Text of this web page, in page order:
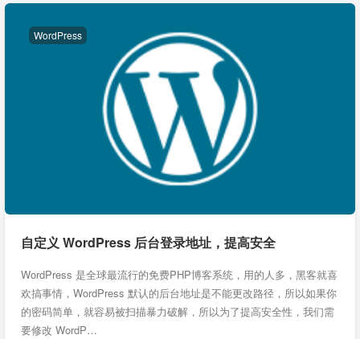
WordPress
自定义 WordPress 后台登录地址，提高安全
WordPress 是全球最流行的免费PHP博客系统，用的人多，黑客就喜
欢搞事情，WordPress 默认的后台地址是不能更改路径，所以如果你
的密码简单，就容易被扫描暴力破解，所以为了提高安全性，我们需
要修改 WordP…